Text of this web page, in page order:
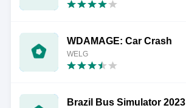
WDAMAGE: Car Crash
WELG
Brazil Bus Simulator 2023